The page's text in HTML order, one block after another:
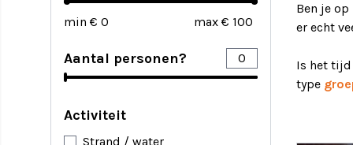
min € max €
Aantal personen?
Activiteit
Strand / water
Ben je op
er echt
Is het tijd
type